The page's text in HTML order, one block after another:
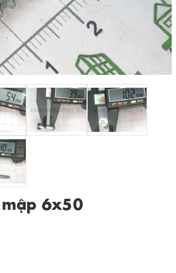
6x50